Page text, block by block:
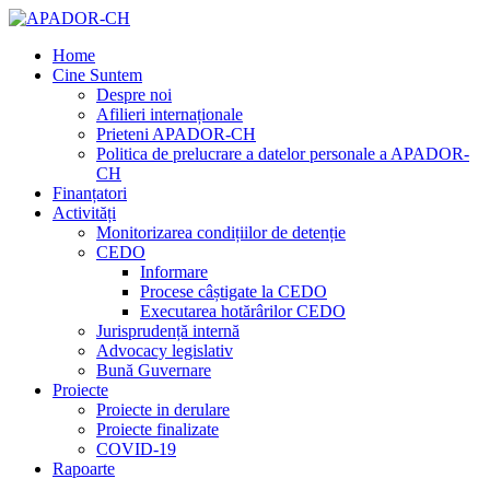
Home
Cine Suntem
Despre noi
Afilieri internaționale
Prieteni APADOR-CH
Politica de prelucrare a datelor personale a APADOR-
CH
Finanțatori
Activități
Monitorizarea condițiilor de detenție
CEDO
Informare
Procese câștigate la CEDO
Executarea hotărârilor CEDO
Jurisprudență internă
Advocacy legislativ
Bună Guvernare
Proiecte
Proiecte in derulare
Proiecte finalizate
COVID-19
Rapoarte